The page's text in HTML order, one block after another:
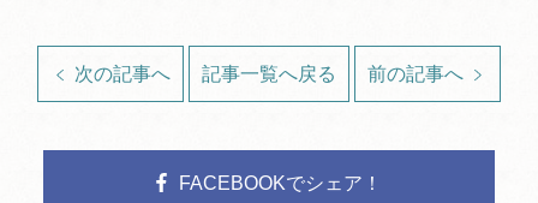
次の記事へ 記事一覧へ戻る 前の記事へ
FACEBOOKでシェア！